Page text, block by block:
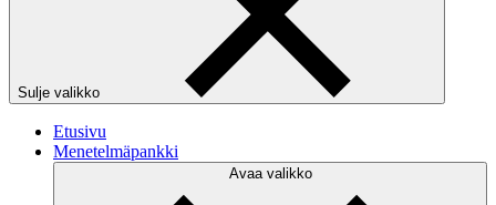
Sulje valikko
Etusivu
Menetelmäpankki
Avaa valikko